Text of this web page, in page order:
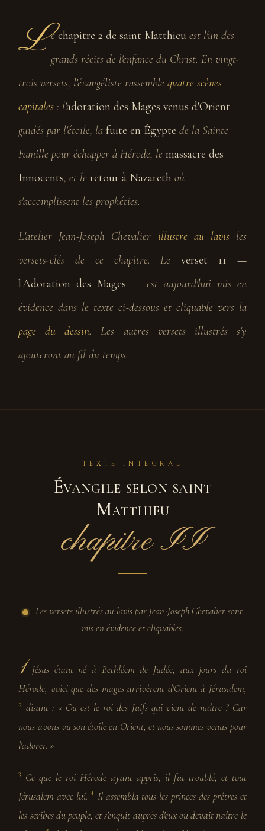
Lechapitre 2 de saint Matthieu est l'un des
grands récits de l'enfance du Christ. En vingt-
trois versets, l'évangéliste rassemblequatre scènes
capitales : l'adoration des Mages venus d'Orient
guidés par l'étoile, lafuite en Égypte de la Sainte
Famille pour échapper à Hérode, lemassacre des
Innocents, et leretour à Nazareth où
s'accomplissent les prophéties.
L'atelier Jean-Joseph Chevalier illustre au lavisles
versets-clés de ce chapitre. Leverset 11 —
l'Adoration des Mages — est aujourd'hui mis en
évidence dans le texte ci-dessous et cliquable vers la
page du dessin. Les autres versets illustrés s'y
ajouteront au fil du temps.
TEXTE INTÉGRAL
Évangile selon saint
Matthieu
chapitre II
Les versets illustrés au lavis par Jean-Joseph Chevalier sont
mis en évidence et cliquables.
1 Jésus étant né à Bethléem de Judée, aux jours du roi
Hérode, voici que des mages arrivèrent d'Orient à Jérusalem,
2
disant : « Où est le roi des Juifs qui vient de naître ? Car
nous avons vu son étoile en Orient, et nous sommes venus pour
l'adorer. »
3
Ce que le roi Hérode ayant appris, il fut troublé, et tout
Jérusalem avec lui. 4 Il assembla tous les princes des prêtres et
les scribes du peuple, et s'enquit auprès d'eux où devait naître le